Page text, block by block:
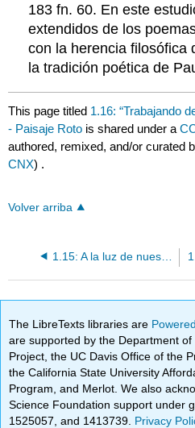
183 fn. 60. En este
extendidos de los
con la herencia filosófica
la tradición poética de
This page titled 1.16: “Trabajando
- Paisaje Roto is shared under a
authored, remixed, and/or curated
CNX) .
Volver arriba
1.15: A la luz de nuestras heridas- Sangre de tintero
The LibreTexts libraries are
are supported by the Department
Project, the UC Davis Office of the
the California State University
Program, and Merlot. We also
Science Foundation support under
1525057, and 1413739. Privacy